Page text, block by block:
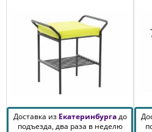
Доставка из Екатеринбургадо
подъезда, два раза в неделю